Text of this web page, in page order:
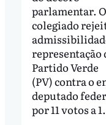
parlamentar. O
colegiado
representação
Partido Verde
(PV) contra o
deputado
por 11 votos a 1.